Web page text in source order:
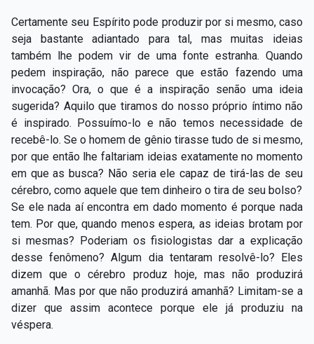
Certamente seu Espírito pode produzir por si mesmo, caso
seja bastante adiantado para tal, mas muitas ideias
também lhe podem vir de uma fonte estranha. Quando
pedem inspiração, não parece que estão fazendo uma
invocação? Ora, o que é a inspiração senão uma ideia
sugerida? Aquilo que tiramos do nosso próprio íntimo não
é inspirado. Possuímo-lo e não temos necessidade de
recebê-lo. Se o homem de gênio tirasse tudo de si mesmo,
por que então lhe faltariam ideias exatamente no momento
em que as busca? Não seria ele capaz de tirá-las de seu
cérebro, como aquele que tem dinheiro o tira de seu bolso?
Se ele nada aí encontra em dado momento é porque nada
tem. Por que, quando menos espera, as ideias brotam por
si mesmas? Poderiam os fisiologistas dar a explicação
desse fenômeno? Algum dia tentaram resolvê-lo? Eles
dizem que o cérebro produz hoje, mas não produzirá
amanhã. Mas por que não produzirá amanhã? Limitam-se a
dizer que assim acontece porque ele já produziu na
véspera.